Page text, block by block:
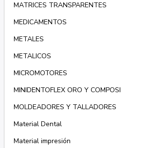
MATRICES TRANSPARENTES
MEDICAMENTOS
METALES
METALICOS
MICROMOTORES
MINIDENTOFLEX ORO Y COMPOSI
MOLDEADORES Y TALLADORES
Material Dental
Material impresión